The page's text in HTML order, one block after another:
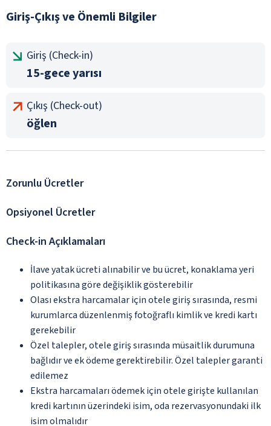
Giriş-Çıkış ve Önemli Bilgiler
Giriş (Check-in)
15-gece yarısı
Çıkış (Check-out)
öğlen
Zorunlu Ücretler
Opsiyonel Ücretler
Check-in Açıklamaları
İlave yatak ücreti alınabilir ve bu ücret, konaklama yeri
politikasına göre değişiklik gösterebilir
Olası ekstra harcamalar için otele giriş sırasında, resmi
kurumlarca düzenlenmiş fotoğraflı kimlik ve kredi kartı
gerekebilir
Özel talepler, otele giriş sırasında müsaitlik durumuna
bağlıdır ve ek ödeme gerektirebilir. Özel talepler garanti
edilemez
Ekstra harcamaları ödemek için otele girişte kullanılan
kredi kartının üzerindeki isim, oda rezervasyonundaki ilk
isim olmalıdır